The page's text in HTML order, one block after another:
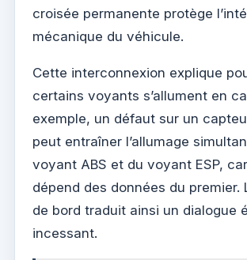
croisée permanente protège
mécanique du véhicule.
Cette interconnexion explique
certains voyants s’allument en
exemple, un défaut sur un
peut entraîner l’allumage
voyant ABS et du voyant ESP,
dépend des données du premier.
de bord traduit ainsi un dialogue
incessant.